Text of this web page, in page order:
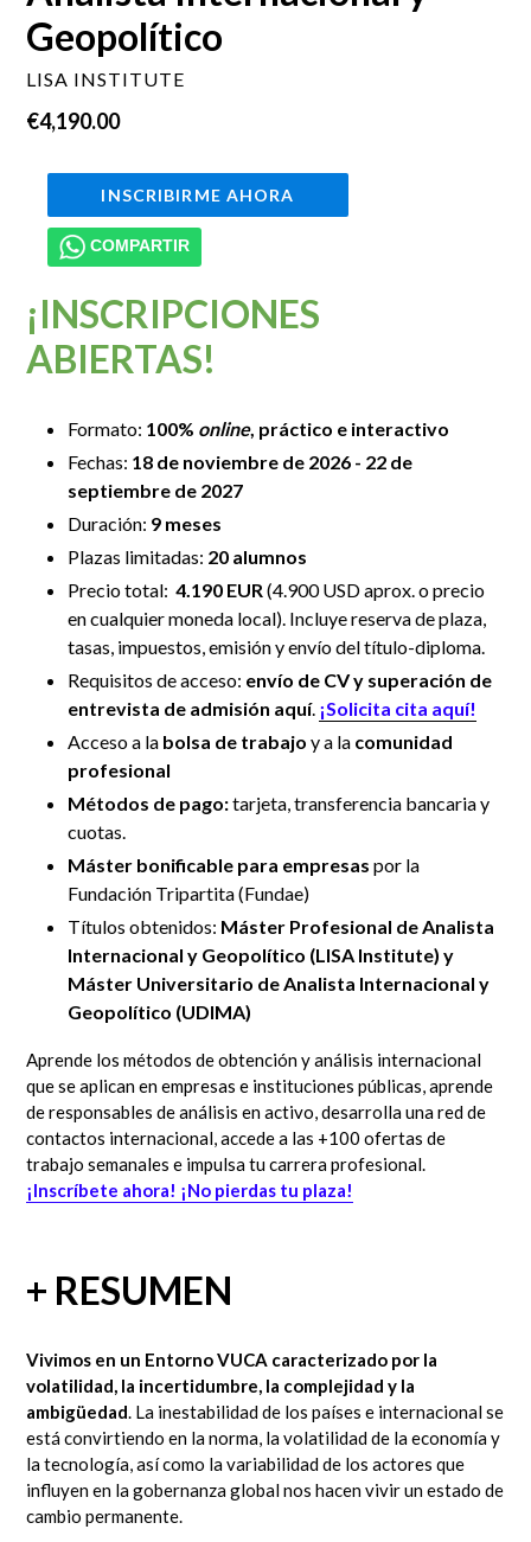
Geopolítico
LISA INSTITUTE
Precio
€4,190.00
INSCRIBIRME AHORA
COMPARTIR
¡INSCRIPCIONES
ABIERTAS!
Formato: 100% online, práctico e interactivo
Fechas: 18 de noviembre de 2026 - 22 de
septiembre de 2027
Duración: 9 meses
Plazas limitadas: 20 alumnos
Precio total: 4 .190 EUR (4.900 USD aprox. o precio
en cualquier moneda local). Incluye reserva de plaza,
tasas, impuestos, emisión y envío del título-diploma.
Requisitos de acceso: envío de CVy superación de
entrevista de admisión aquí. ¡Solicita cita aquí!
Acceso a la bolsa de trabajo y a la comunidad
profesional
Métodos de pago:tarjeta, transferencia bancaria y
cuotas.
Máster bonificable para empresas por la
Fundación Tripartita (Fundae)
Títulos obtenidos: Máster Profesional de Analista
Internacional y Geopolítico (LISA Institute) y
Máster Universitario de Analista Internacional y
Geopolítico (UDIMA)
Aprende los métodos de obtención y análisis internacional
que se aplican en empresas e instituciones públicas, aprende
de responsables de análisis en activo, desarrolla una red de
contactos internacional, accede a las +100 ofertas de
trabajo semanales e impulsa tu carrera profesional.
¡Inscríbete ahora! ¡No pierdas tu plaza!
+ RESUMEN
Vivimos en un Entorno VUCA caracterizado por la
volatilidad, la incertidumbre, la complejidad y la
ambigüedad. La inestabilidad de los países e internacional se
está convirtiendo en la norma, la volatilidad de la economía y
la tecnología, así como la variabilidad de los actores que
influyen en la gobernanza global nos hacen vivir un estado de
cambio permanente.